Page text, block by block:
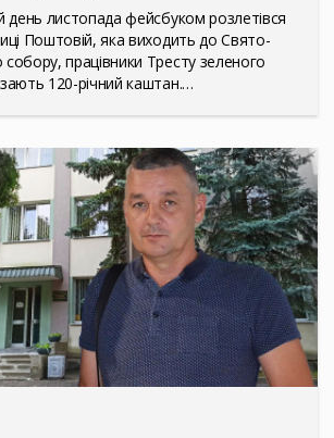
день листопада фейсбуком розлетівся
Поштовій, яка виходить до Свято-
працівники Тресту зеленого
120-річний каштан.…